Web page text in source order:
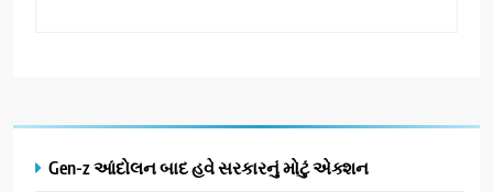
Gen-z આંદોલન બાદ હવે સરકારનું મોટું એક્શન